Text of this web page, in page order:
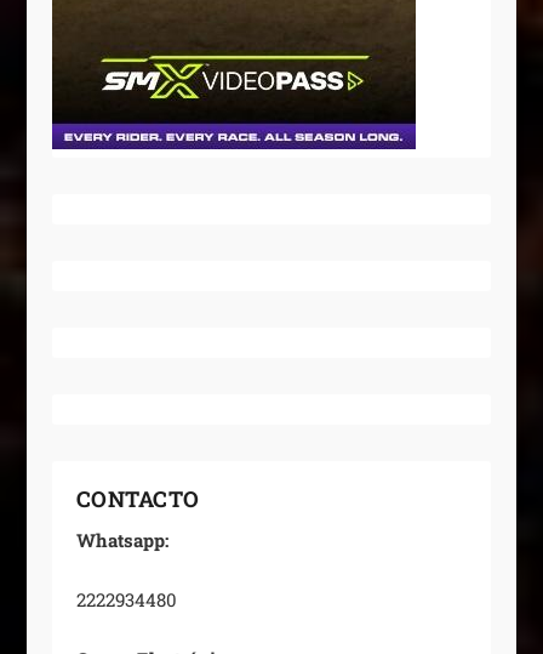
CONTACTO
Whatsapp:
2222934480